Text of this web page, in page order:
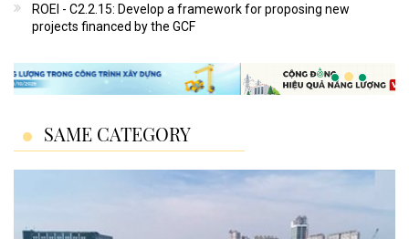
ROEI - C2.2.15: Develop a framework for proposing new
projects financed by the GCF
SAME CATEGORY